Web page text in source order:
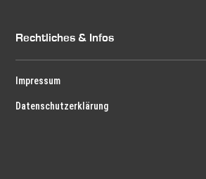
Rechtliches & Infos
Impressum
Datenschutzerklärung